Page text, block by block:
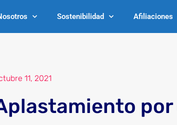
Sostenibilidad Afiliaciones
11, 2021